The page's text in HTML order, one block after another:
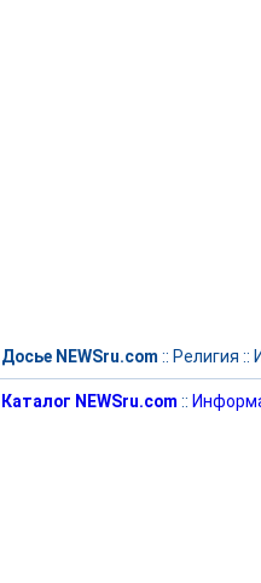
Досье NEWSru.com :: Религия ::
Каталог NEWSru.com ::